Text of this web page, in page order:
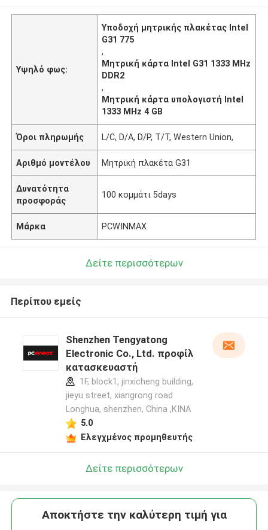
Υψηλό φως:
Υποδοχή μητρικής πλακέτας Intel
G31 775
,
Μητρική κάρτα Intel G31 1333 MHz
DDR2
,
Μητρική κάρτα υπολογιστή Intel
1333 MHz 4 GB
Όροι πληρωμής L/C, D/A, D/P, T/T, Western Union,
Αριθμό μοντέλου Μητρική πλακέτα G31
Δυνατότητα
προσφοράς
100 κομμάτι 5days
Μάρκα PCWINMAX
Δείτε περισσότερων
Περίπου εμείς
Shenzhen Tengyatong
Electronic Co., Ltd. προφίλ
κατασκευαστή
1F, block1, jinxicheng building,
jieyu street, xiangrong road
Longhua, shenzhen, China ,ΚΙΝΑ
5.0
Ελεγχμένος προμηθευτής
Δείτε περισσότερων
Αποκτήστε την καλύτερη τιμή για